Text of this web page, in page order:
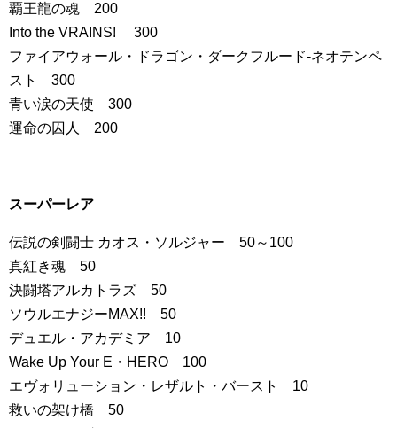
覇王龍の魂 200
Into the VRAINS! 300
ファイアウォール・ドラゴン・ダークフルード-ネオテンペ
スト 300
青い涙の天使 300
運命の囚人 200
スーパーレア
伝説の剣闘士 カオス・ソルジャー 50～100
真紅き魂 50
決闘塔アルカトラズ 50
ソウルエナジーMAX!! 50
デュエル・アカデミア 10
Wake Up Your E・HERO 100
エヴォリューション・レザルト・バースト 10
救いの架け橋 50